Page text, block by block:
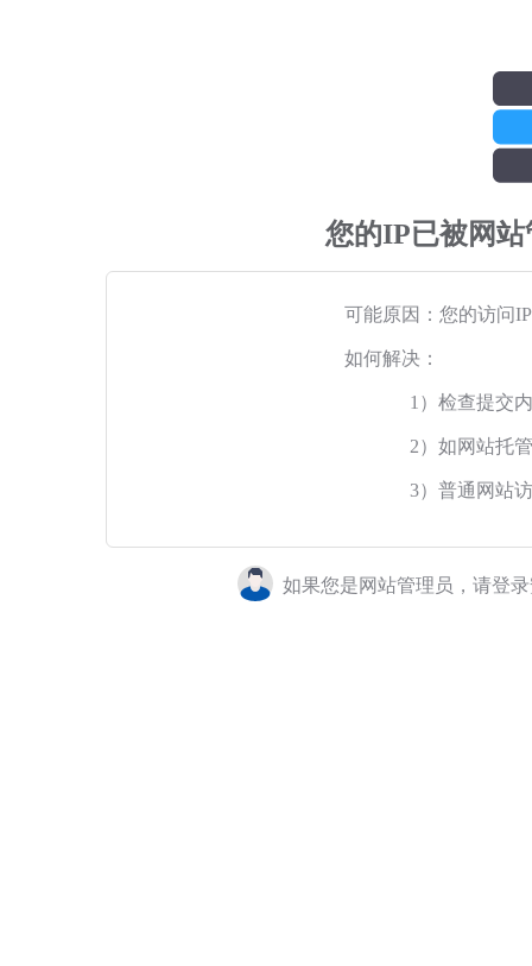
您的IP已被网
可能原因：您的访问
如何解决：
1）检查提交
2）如网站托
3）普通网站
如果您是网站管理员，请登